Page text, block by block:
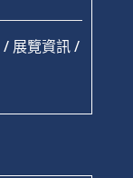
/ 展覽資訊/